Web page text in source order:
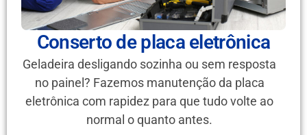
Conserto de placa eletrônica
Geladeira desligando sozinha ou sem resposta
no painel? Fazemos manutenção da placa
eletrônica com rapidez para que tudo volte ao
normal o quanto antes.